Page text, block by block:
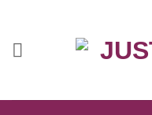
springen